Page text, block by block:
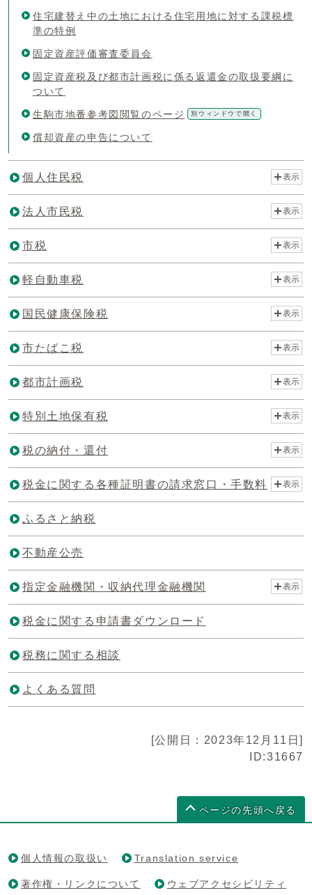
住宅建替え中の土地における住宅用地に対する課税標
準の特例
固定資産評価審査委員会
固定資産税及び都市計画税に係る返還金の取扱要綱に
ついて
生駒市地番参考図閲覧のページ 別ウィンドウで開く
償却資産の申告について
個人住民税 表示
法人市民税 表示
市税 表示
軽自動車税 表示
国民健康保険税 表示
市たばこ税 表示
都市計画税 表示
特別土地保有税 表示
税の納付・還付 表示
税金に関する各種証明書の請求窓口・手数料 表示
ふるさと納税
不動産公売
指定金融機関・収納代理金融機関 表示
税金に関する申請書ダウンロード
税務に関する相談
よくある質問
[公開日：2023年12月11日]
ID:31667
ページの先頭へ戻る
個人情報の取扱い Translation service
著作権・リンクについて ウェブアクセシビリティ